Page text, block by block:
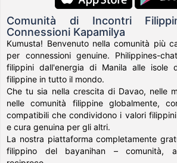
Comunità di Incontri
Connessioni Kapamilya
Kumusta! Benvenuto nella comunità più
per connessioni genuine. Philippines-
filippini dall'energia di Manila alle isole
filippine in tutto il mondo.
Che tu sia nella crescita di Davao, nelle
nelle comunità filippine globalmente,
compatibili che condividono i valori
e cura genuina per gli altri.
La nostra piattaforma completamente
filippino del bayanihan – comunità,